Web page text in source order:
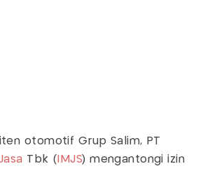
otomotif Grup Salim, PT
Tbk ( IMJS) mengantongi izin